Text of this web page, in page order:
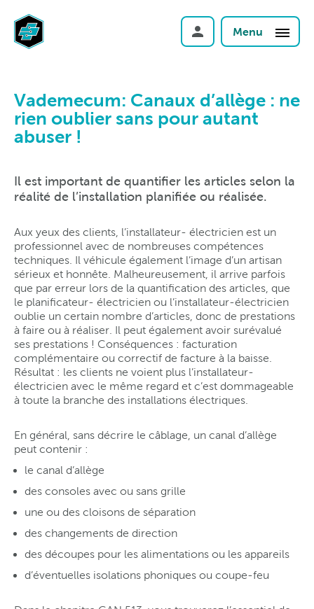
Menu
Vademecum: Canaux d’allège : ne
rien oublier sans pour autant
abuser !
Il est important de quantifier les articles selon la
réalité de l’installation planifiée ou réalisée.
Aux yeux des clients, l’installateur- électricien est un
professionnel avec de nombreuses compétences
techniques. Il véhicule également l’image d’un artisan
sérieux et honnête. Malheureusement, il arrive parfois
que par erreur lors de la quantification des articles, que
le planificateur- électricien ou l’installateur-électricien
oublie un certain nombre d’articles, donc de prestations
à faire ou à réaliser. Il peut également avoir surévalué
ses prestations ! Conséquences : facturation
complémentaire ou correctif de facture à la baisse.
Résultat : les clients ne voient plus l’installateur-
électricien avec le même regard et c’est dommageable
à toute la branche des installations électriques.
En général, sans décrire le câblage, un canal d’allège
peut contenir :
le canal d’allège
des consoles avec ou sans grille
une ou des cloisons de séparation
des changements de direction
des découpes pour les alimentations ou les appareils
d’éventuelles isolations phoniques ou coupe-feu